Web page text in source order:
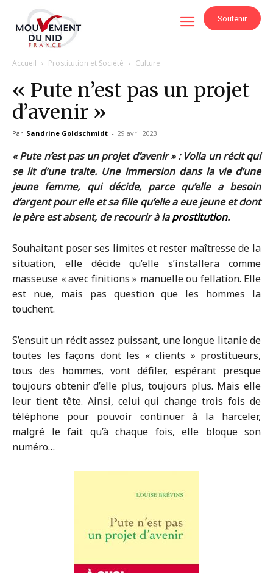
Soutenir
Accueil Prostitution et Société Culture
« Pute n’est pas un projet
d’avenir »
Par Sandrine Goldschmidt - 29 avril 2023
« Pute n’est pas un projet d’avenir » : Voila un récit qui
se lit d’une traite. Une immersion dans la vie d’une
jeune femme, qui décide, parce qu’elle a besoin
d’argent pour elle et sa fille qu’elle a eue jeune et dont
le père est absent, de recourir à laprostitution.
Souhaitant poser ses limites et rester maîtresse de la
situation, elle décide qu’elle s’installera comme
masseuse « avec finitions » manuelle ou fellation. Elle
est nue, mais pas question que les hommes la
touchent.
S’ensuit un récit assez puissant, une longue litanie de
toutes les façons dont les « clients » prostitueurs,
tous des hommes, vont défiler, espérant presque
toujours obtenir d’elle plus, toujours plus. Mais elle
leur tient tête. Ainsi, celui qui change trois fois de
téléphone pour pouvoir continuer à la harceler,
malgré le fait qu’à chaque fois, elle bloque son
numéro…